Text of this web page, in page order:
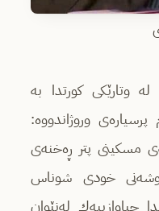
لە وتارێكى كورتدا بە
وروژاندووە:
مسكینى پتر ڕەخنەى
خودى شوناس
جیاوازییەك لەنێوان